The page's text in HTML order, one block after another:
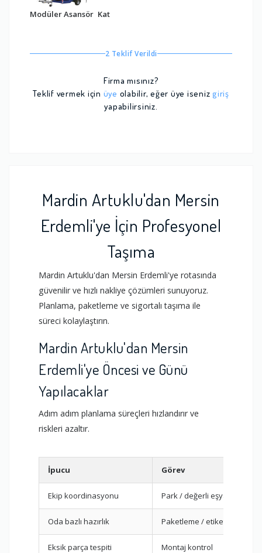
Modüler Asansör Kat
2 Teklif Verildi
Firma mısınız?
Teklif vermek için üye olabilir, eğer üye iseniz giriş
yapabilirsiniz.
Mardin Artuklu'dan Mersin
Erdemli'ye İçin Profesyonel
Taşıma
Mardin Artuklu'dan Mersin Erdemli'ye rotasında
güvenilir ve hızlı nakliye çözümleri sunuyoruz.
Planlama, paketleme ve sigortalı taşıma ile
süreci kolaylaştırın.
Mardin Artuklu'dan Mersin
Erdemli'ye Öncesi ve Günü
Yapılacaklar
Adım adım planlama süreçleri hızlandırır ve
riskleri azaltır.
İpucu Görev
Ekip koordinasyonu Park / değerli eşyalar
Oda bazlı hazırlık Paketleme / etiketleme
Eksik parça tespiti Montaj kontrol